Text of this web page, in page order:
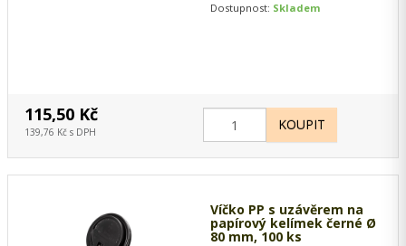
Dostupnost: Skladem
115,50 Kč
139,76 Kč s DPH
Víčko PP s uzávěrem na
papírový kelímek černé Ø
80 mm, 100 ks